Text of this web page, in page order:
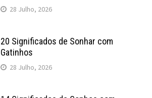
28 Julho, 2026
20 Significados de Sonhar com
Gatinhos
28 Julho, 2026